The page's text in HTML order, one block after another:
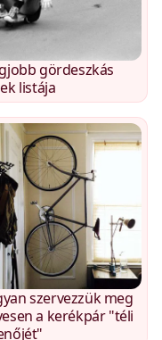
gördeszkás
listája
szervezzük meg
a kerékpár "téli